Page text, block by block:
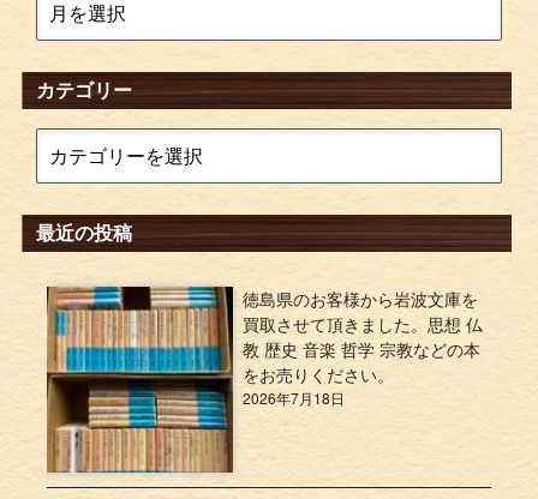
カテゴリー
最近の投稿
徳島県のお客様から岩波文庫を
買取させて頂きました。思想 仏
教 歴史 音楽 哲学 宗教などの本
をお売りください。
2026年7月18日